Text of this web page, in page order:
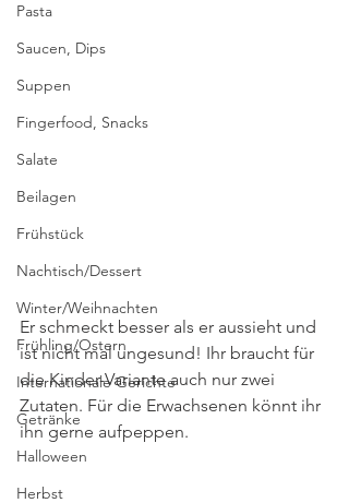
Pasta
Saucen, Dips
Suppen
Fingerfood, Snacks
Salate
Beilagen
Frühstück
Nachtisch/Dessert
Winter/Weihnachten
Frühling/Ostern
Internationale Gerichte
Getränke
Halloween
Herbst
Er schmeckt besser als er aussieht und
ist nicht mal ungesund! Ihr braucht für
die Kinder-Variante auch nur zwei
Zutaten. Für die Erwachsenen könnt ihr
ihn gerne aufpeppen.